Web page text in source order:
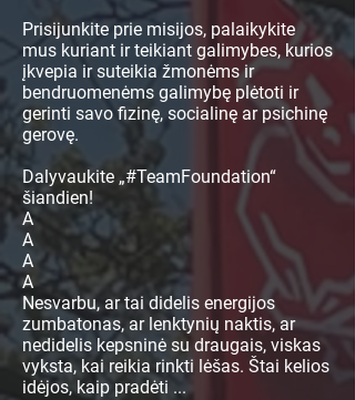
Prisijunkite prie misijos, palaikykite
mus kuriant ir teikiant galimybes, kurios
įkvepia ir suteikia žmonėms ir
bendruomenėms galimybę plėtoti ir
gerinti savo fizinę, socialinę ar psichinę
gerovę.
Dalyvaukite „#TeamFoundation“
šiandien!
A
A
A
A
Nesvarbu, ar tai didelis energijos
zumbatonas, ar lenktynių naktis, ar
nedidelis kepsninė su draugais, viskas
vyksta, kai reikia rinkti lėšas. Štai kelios
idėjos, kaip pradėti ...